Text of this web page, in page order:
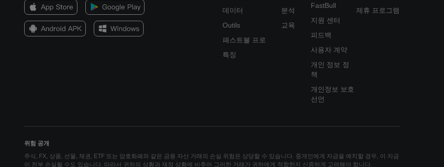
데이터
Outils
패스트불 프로
특징
분석
교육
FastBull
지원 센터
피드백
사용자 계약
개인 정보 정
책
개인정보 보호
선언
제휴 프로그램
위험 공개
주식, FX, 상품, 선물, 채권, ETF 또는 암호화폐와 같은 금융 자산 거래의 손실 위험은 상당할 수 있습니다. 중개인에게 자금을 예치할 경우, 이 자금
이 전부 손실될 수도 있습니다. 따라서 귀하의 상황과 재정 상황에 비추어 그러한 거래가 귀하에게 적합한지 신중하게 고려해야 합니다.